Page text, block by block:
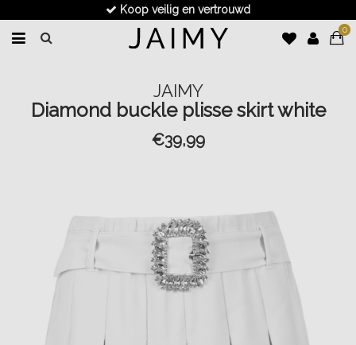
Koop veilig en vertrouwd
0
JAIMY
Diamond buckle plisse skirt white
€39,99